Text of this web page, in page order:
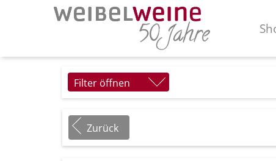
Filter öffnen
Zurück